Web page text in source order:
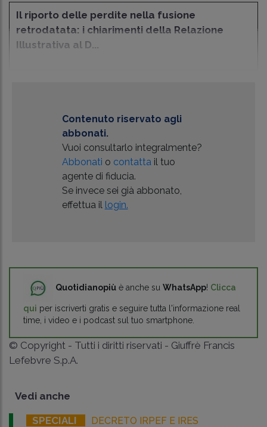
Il riporto delle perdite nella fusione
retrodatata: i chiarimenti della Relazione
Illustrativa al D...
Contenuto riservato agli
abbonati.
Vuoi consultarlo integralmente?
Abbonati o contattail tuo
agente di fiducia.
Se invece sei già abbonato,
effettua il login.
Quotidianopiù è anche su WhatsApp! Clicca
qui per iscriverti gratis e seguire tutta l'informazione real
time, i video e i podcast sul tuo smartphone.
© Copyright - Tutti i diritti riservati - Giuffrè Francis
Lefebvre S.p.A.
Vedi anche
SPECIALI DECRETO IRPEF E IRES